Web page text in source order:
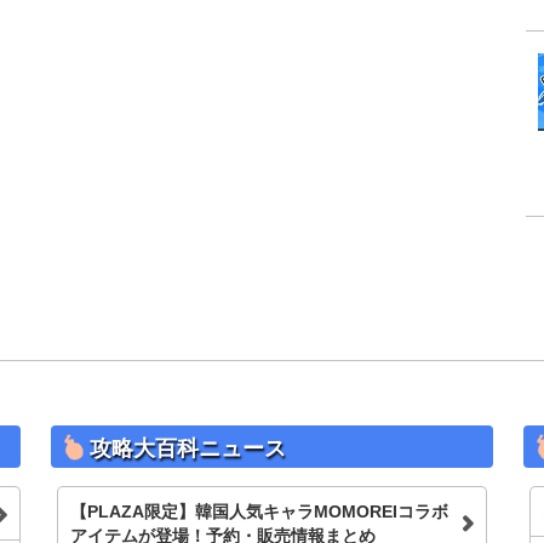
攻略大百科ニュース
【PLAZA限定】韓国人気キャラMOMOREIコラボ
アイテムが登場！予約・販売情報まとめ